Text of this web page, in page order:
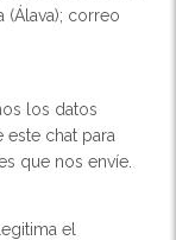
(Álava); correo
los datos
chat para
que nos envíe.
el